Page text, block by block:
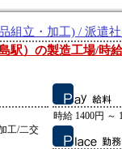
組立・加工) / 派遣
駅）の製造工場/時
工/二交
時給 1400円 ～